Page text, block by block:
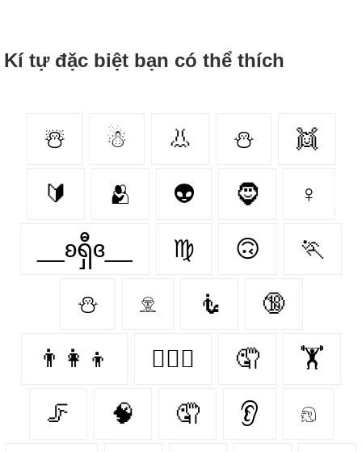
Kí tự đặc biệt bạn có thể thích
☃️ ☃ 👃 ⛄️ 👯‍
🔰 🫂 👽 🧔 ♀
__ʚရှီɞ__ ♍ 🙃 🏃
⛄ 𓁷 🧜 🔞
👨‍👩‍👦 👩‍❤️‍👨 🤦‍ 🏋️‍
🦵 🧠 🤦 👂 𓁶